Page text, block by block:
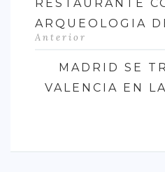
RESTAURANTE
ARQUEOLOGIA
Anterior
MADRID SE
VALENCIA EN